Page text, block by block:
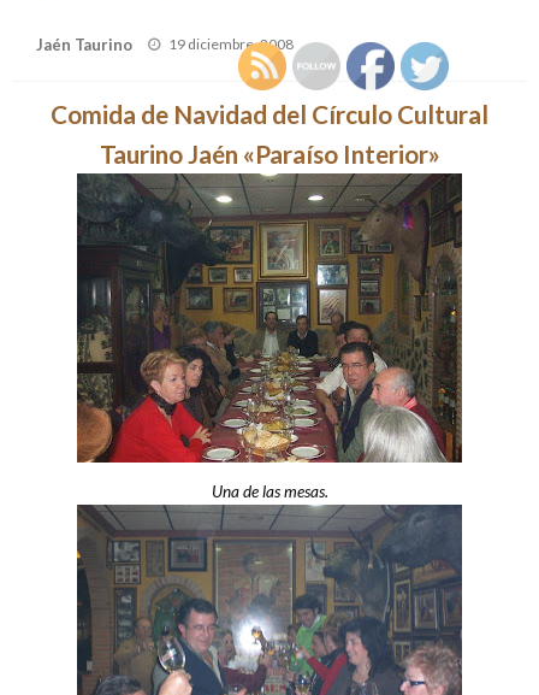
Jaén Taurino
Publicado
19 diciembre, 2008
Comida de Navidad del Círculo Cultural
Taurino Jaén «Paraíso Interior»
Una de las mesas.